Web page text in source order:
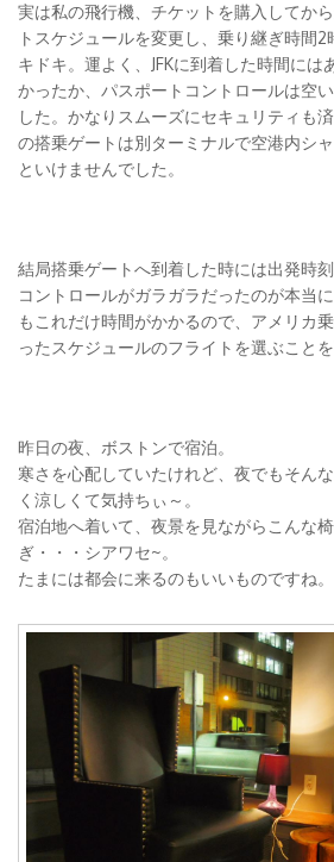
実は私の飛行機、チケットを購入してか
トスケジュールを変更し、乗り継ぎ時間
キドキ。運よく、JFKに到着した時間には
かったか、パスポートコントロールは空
した。かなりスムーズにセキュリティも
の搭乗ゲートは別ターミナルで空港内シ
といけませんでした。
結局搭乗ゲートへ到着した時には出発時
コントロールがガラガラだったのが本当
もこれだけ時間がかかるので、アメリカ
ったスケジュールのフライトを選ぶこと
昨日の夜、ボストンで宿泊。
寒さを心配していたけれど、夜でもそん
く涼しくて気持ちぃ～。
宿泊地へ着いて、夜景を見ながらこんな
ぎ・・・シアワセ~。
たまには都会に来るのもいいものですね。